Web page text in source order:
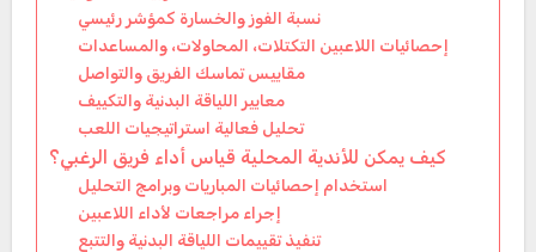
نسبة الفوز والخسارة كمؤشر رئيسي
إحصائيات اللاعبين التكتلات، المحاولات، والمساعدات
مقاييس تماسك الفريق والتواصل
معايير اللياقة البدنية والتكييف
تحليل فعالية استراتيجيات اللعب
كيف يمكن للأندية المحلية قياس أداء فريق الرغبي؟
استخدام إحصائيات المباريات وبرامج التحليل
إجراء مراجعات لأداء اللاعبين
تنفيذ تقييمات اللياقة البدنية والتتبع